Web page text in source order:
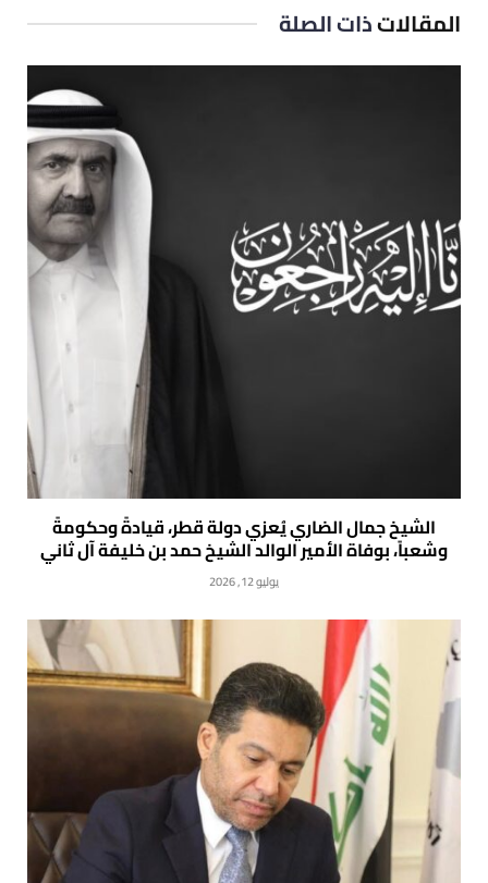
المقالاتذات الصلة
الشيخ جمال الضاري يُعزي دولة قطر، قيادةً وحكومةً
وشعباً، بوفاة الأمير الوالد الشيخ حمد بن خليفة آل ثاني
يوليو 12, 2026